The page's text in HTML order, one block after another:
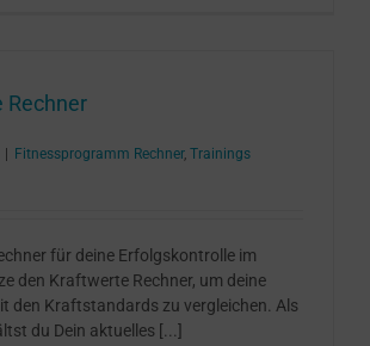
Rechner
| Fitnessprogramm Rechner, Trainings
für deine Erfolgskontrolle im
den Kraftwerte Rechner, um deine
den Kraftstandards zu vergleichen. Als
du Dein aktuelles [...]